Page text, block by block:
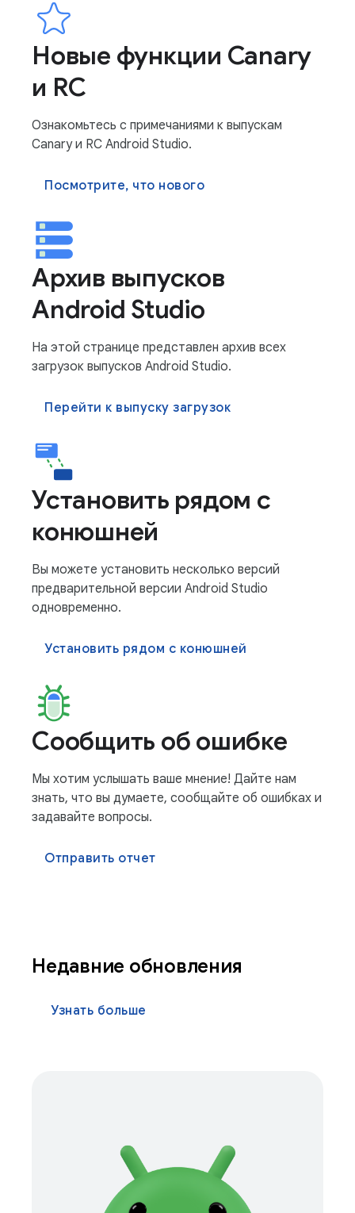
Новые функции Canary
и RC
Ознакомьтесь с примечаниями к выпускам
Canary и RC Android Studio.
Посмотрите, что нового
Архив выпусков
Android Studio
На этой странице представлен архив всех
загрузок выпусков Android Studio.
Перейти к выпуску загрузок
Установить рядом с
конюшней
Вы можете установить несколько версий
предварительной версии Android Studio
одновременно.
Установить рядом с конюшней
Сообщить об ошибке
Мы хотим услышать ваше мнение! Дайте нам
знать, что вы думаете, сообщайте об ошибках и
задавайте вопросы.
Отправить отчет
Недавние обновления
Узнать больше